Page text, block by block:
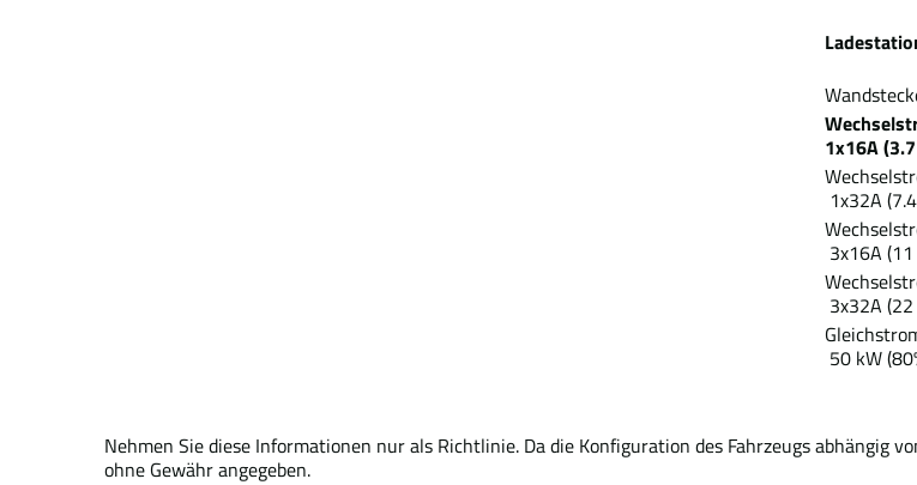
1x16A
1x32A
3x16A
3x32A
50 kW
Nehmen Sie diese Informationen nur als Richtlinie. Da die Konfiguration des Fahrzeugs abhängig
ohne Gewähr angegeben.